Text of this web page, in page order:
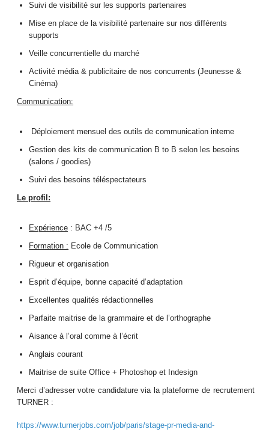
Suivi de visibilité sur les supports partenaires
Mise en place de la visibilité partenaire sur nos différents
supports
Veille concurrentielle du marché
Activité média & publicitaire de nos concurrents (Jeunesse &
Cinéma)
Communication:
Déploiement mensuel des outils de communication interne
Gestion des kits de communication B to B selon les besoins
(salons / goodies)
Suivi des besoins téléspectateurs
Le profil:
Expérience : BAC +4 /5
Formation : Ecole de Communication
Rigueur et organisation
Esprit d’équipe, bonne capacité d’adaptation
Excellentes qualités rédactionnelles
Parfaite maitrise de la grammaire et de l’orthographe
Aisance à l’oral comme à l’écrit
Anglais courant
Maitrise de suite Office + Photoshop et Indesign
Merci d’adresser votre candidature via la plateforme de recrutement
TURNER :
https://www.turnerjobs.com/job/paris/stage-pr-media-and-